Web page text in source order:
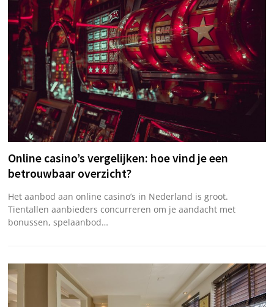
Online casino’s vergelijken: hoe vind je een
betrouwbaar overzicht?
Het aanbod aan online casino’s in Nederland is groot.
Tientallen aanbieders concurreren om je aandacht met
bonussen, spelaanbod…